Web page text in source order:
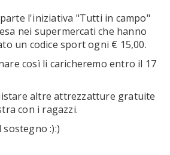
l'iniziativa "Tutti in campo"
nei supermercati che hanno
un codice sport ogni € 15,00.
così li caricheremo entro il 17
altre attrezzatture gratuite
con i ragazzi.
:):)